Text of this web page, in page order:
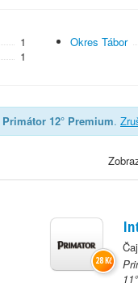
1
1
Okres Tábor
Primátor 12° Premium.
28 Kč